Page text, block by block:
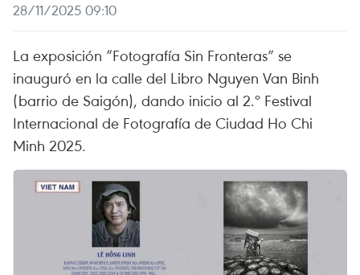
28/11/2025 09:10
La exposición “Fotografía Sin Fronteras” se
inauguró en la calle del Libro Nguyen Van Binh
(barrio de Saigón), dando inicio al 2.º Festival
Internacional de Fotografía de Ciudad Ho Chi
Minh 2025.